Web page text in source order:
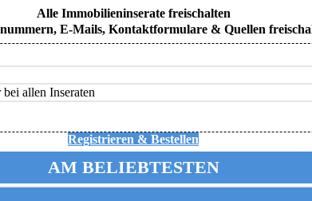
Alle Immobilieninserate freischalten
E-Mails, Kontaktformulare & Quellen
allen Inseraten
Registrieren & Bestellen
AM BELIEBTESTEN